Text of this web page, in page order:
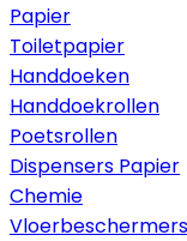
Papier
Toiletpapier
Handdoeken
Handdoekrollen
Poetsrollen
Dispensers Papier
Chemie
Vloerbeschermers